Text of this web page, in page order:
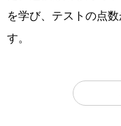
を学び、テストの点
す。